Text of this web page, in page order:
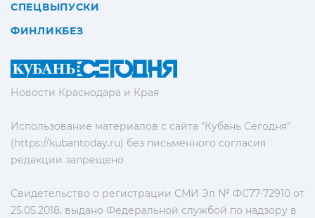
Новости Краснодара и Края
Использование материалов с сайта "Кубань Сегодня"
(https://kubantoday.ru) без письменного согласия
редакции запрещено
Свидетельство о регистрации СМИ Эл № ФС77-72910 от
25.05.2018, выдано Федеральной службой по надзору в
СПЕЦВЫПУСКИ
ФИНЛИКБЕЗ